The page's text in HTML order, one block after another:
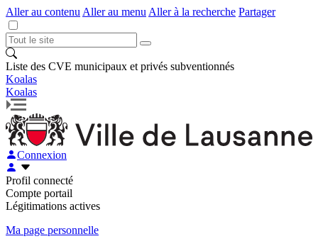
Aller au contenu Aller au menu Aller à la recherche Partager
Liste des CVE municipaux et privés subventionnés
Koalas
Koalas
Connexion
Profil connecté
Compte portail
Légitimations actives
Ma page personnelle